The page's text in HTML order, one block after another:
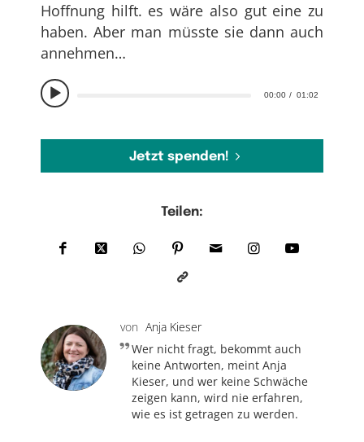
00:00 01:02
Hoffnung hilft. es wäre also gut eine zu
haben. Aber man müsste sie dann auch
annehmen…
Jetzt spenden!
Teilen:
von Anja Kieser
Wer nicht fragt, bekommt auch
keine Antworten, meint Anja
Kieser, und wer keine Schwäche
zeigen kann, wird nie erfahren,
wie es ist getragen zu werden.